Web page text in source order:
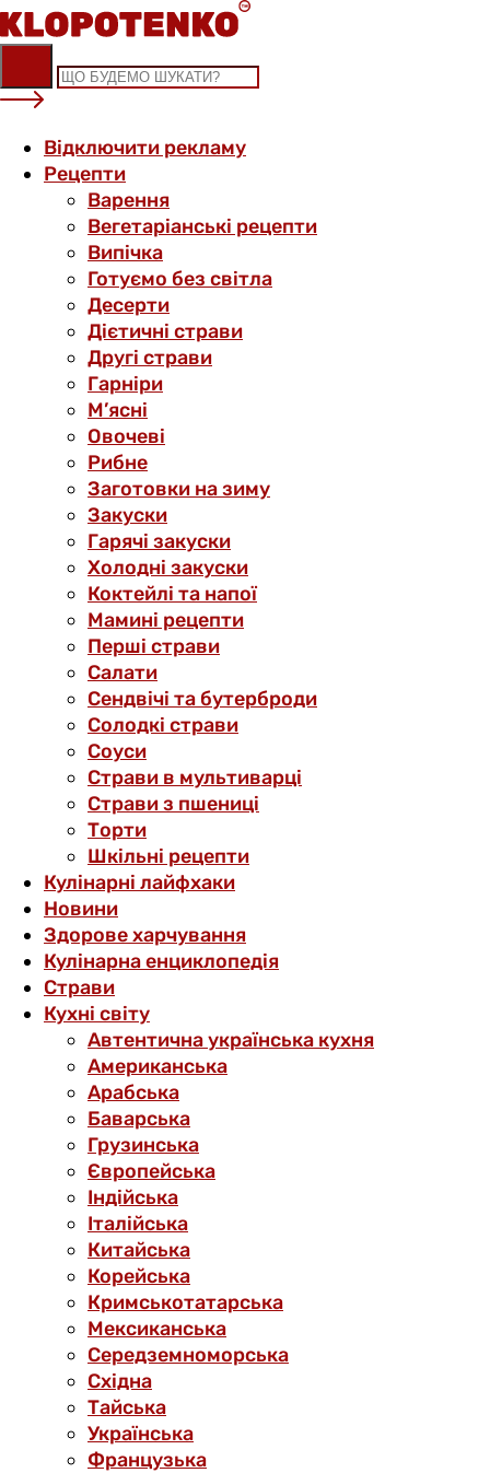
Skip
to
content
Відключити рекламу
Рецепти
Варення
Вегетаріанські рецепти
Випічка
Готуємо без світла
Десерти
Дієтичні страви
Другі страви
Гарніри
М’ясні
Овочеві
Рибне
Заготовки на зиму
Закуски
Гарячі закуски
Холодні закуски
Коктейлі та напої
Мамині рецепти
Перші страви
Салати
Сендвічі та бутерброди
Солодкі страви
Соуси
Страви в мультиварці
Страви з пшениці
Торти
Шкільні рецепти
Кулінарні лайфхаки
Новини
Здорове харчування
Кулінарна енциклопедія
Страви
Кухні світу
Автентична українська кухня
Американська
Арабська
Баварська
Грузинська
Європейська
Індійська
Італійська
Китайська
Корейська
Кримськотатарська
Мексиканська
Середземноморська
Східна
Тайська
Українська
Французька